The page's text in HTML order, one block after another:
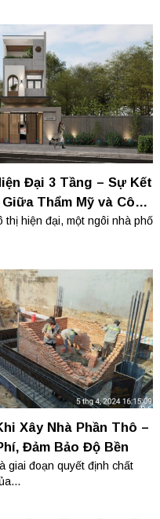
Đại 3 Tầng – Sự Kết
Thẩm Mỹ và Công
thị hiện đại, một ngôi nhà phố
Xây Nhà Phần Thô –
Đảm Bảo Độ Bền
giai đoạn quyết định chất